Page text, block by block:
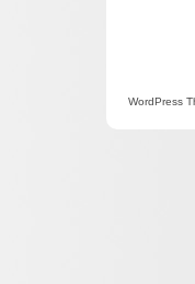
WordPress